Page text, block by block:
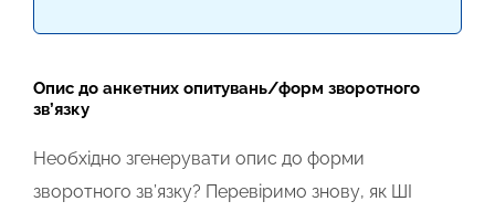
Опис до анкетних опитувань/форм зворотного
зв’язку
Необхідно згенерувати опис до форми
зворотного зв’язку? Перевіримо знову, як ШІ